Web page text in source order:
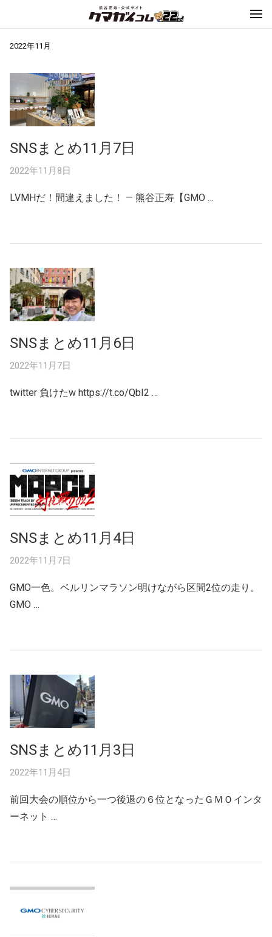
2022年11月
SNSまとめ11月7日
2022年11月8日
LVMHだ！間違えました！ — 熊谷正寿【GMO …
SNSまとめ11月6日
2022年11月7日
twitter 負けたw https://t.co/QbI2 …
SNSまとめ11月4日
2022年11月7日
GMO一色。ベルリンマラソン明けながら区間2位の走り。
GMO …
SNSまとめ11月3日
2022年11月4日
前回大会の順位から一つ後退の６位となったＧＭＯインタ
ーネット …